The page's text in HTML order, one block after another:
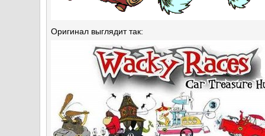
Оригинал выглядит так: